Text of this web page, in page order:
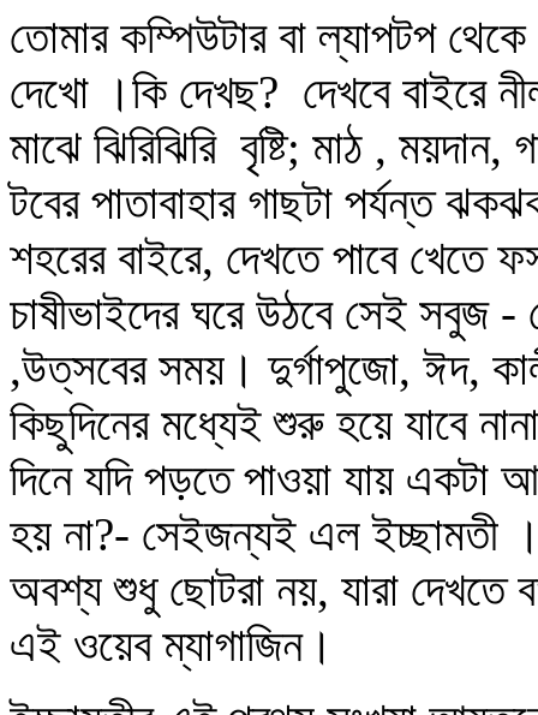
তোমার কম্পিউটার বা ল্যাপটপ
দেখো ।কি দেখছ? দেখবে বাইরে
মাঝে ঝিরিঝিরি বৃষ্টি; মাঠ ,
টবের পাতাবাহার গাছটা পর্যন্ত
শহরের বাইরে, দেখতে পাবে
চাষীভাইদের ঘরে উঠবে সেই
,উত্‌সবের সময়। দুর্গাপুজো, ঈদ,
কিছুদিনের মধ্যেই শুরু হয়ে যাবে
দিনে যদি পড়তে পাওয়া যায় একটা
হয় না?- সেইজন্যই এল ইচ্ছামতী
অবশ্য শুধু ছোটরা নয়, যারা দেখতে
এই ওয়েব ম্যাগাজিন।